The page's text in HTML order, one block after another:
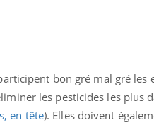
bon gré mal gré les
les pesticides les plus
en tête). Elles doivent